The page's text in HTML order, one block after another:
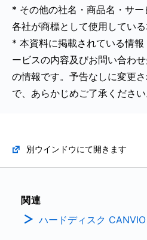
* その他の社名・商品名・サ
各社が商標として使用している
* 本資料に掲載されている情
ービスの内容及びお問い合わ
の情報です。予告なしに変更
で、あらかじめご了承ください
別ウインドウにて開きます
関連
ハードディスク CANVIO